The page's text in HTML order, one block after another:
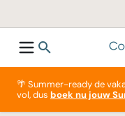
🌴 Summer-ready de
vol, dus boek nu jouw